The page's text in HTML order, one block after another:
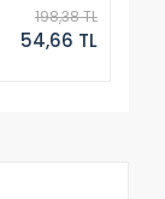
198,38 TL
54,66 TL